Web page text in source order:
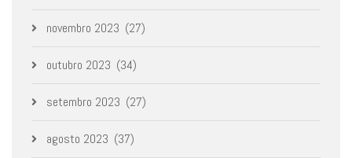
novembro 2023 (27)
outubro 2023 (34)
setembro 2023 (27)
agosto 2023 (37)